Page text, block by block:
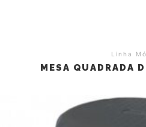
Linha
MESA QUADRADA